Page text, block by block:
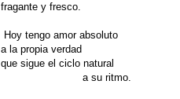
fragante y fresco.
Hoy tengo amor absoluto
a la propia verdad
que sigue el ciclo natural
a su ritmo.